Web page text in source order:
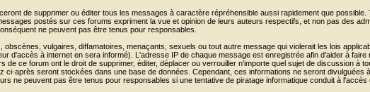
de supprimer ou éditer tous les messages à caractère répréhensible aussi rapidement que
postés sur ces forums expriment la vue et opinion de leurs auteurs respectifs, et non pas des
ne peuvent pas être tenus pour responsables.
vulgaires, diffamatoires, menaçants, sexuels ou tout autre message qui violerait les lois
d'accès à internet en sera informé). L'adresse IP de chaque message est enregistrée afin d'aider à
de ce forum ont le droit de supprimer, éditer, déplacer ou verrouiller n'importe quel sujet de discussion à
ci-après seront stockées dans une base de données. Cependant, ces informations ne seront
ne peuvent pas être tenus pour responsables si une tentative de piratage informatique conduit à l'accès